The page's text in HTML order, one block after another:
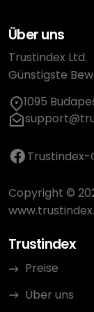
Über uns
Trustindex Ltd.
Günstigste
1095
Copyright ©
Trustindex
Preise
Über uns